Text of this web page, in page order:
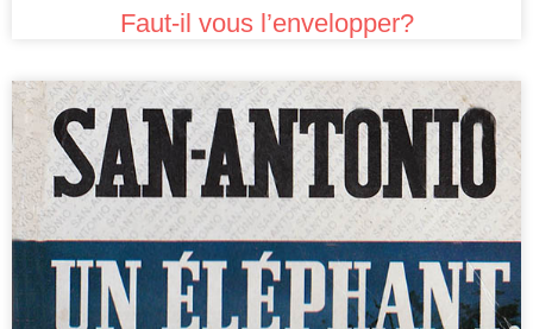
Faut-il vous l’envelopper?